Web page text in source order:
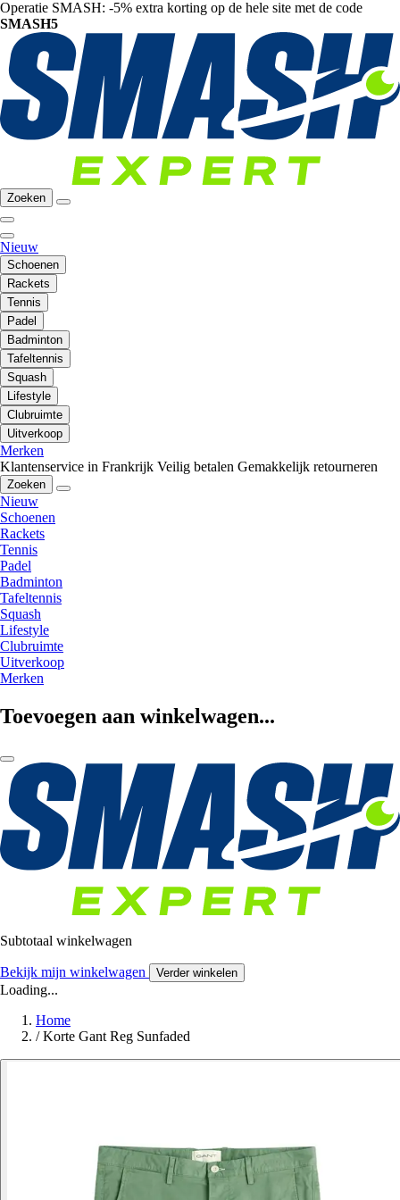
Operatie SMASH: -5% extra korting op de hele site met de code
SMASH5
Zoeken
Nieuw
Schoenen
Rackets
Tennis
Padel
Badminton
Tafeltennis
Squash
Lifestyle
Clubruimte
Uitverkoop
Merken
Klantenservice in Frankrijk Veilig betalen Gemakkelijk retourneren
Zoeken
Nieuw
Schoenen
Rackets
Tennis
Padel
Badminton
Tafeltennis
Squash
Lifestyle
Clubruimte
Uitverkoop
Merken
Toevoegen aan winkelwagen...
Subtotaal winkelwagen
Bekijk mijn winkelwagen Verder winkelen
Loading...
Home
/ Korte Gant Reg Sunfaded